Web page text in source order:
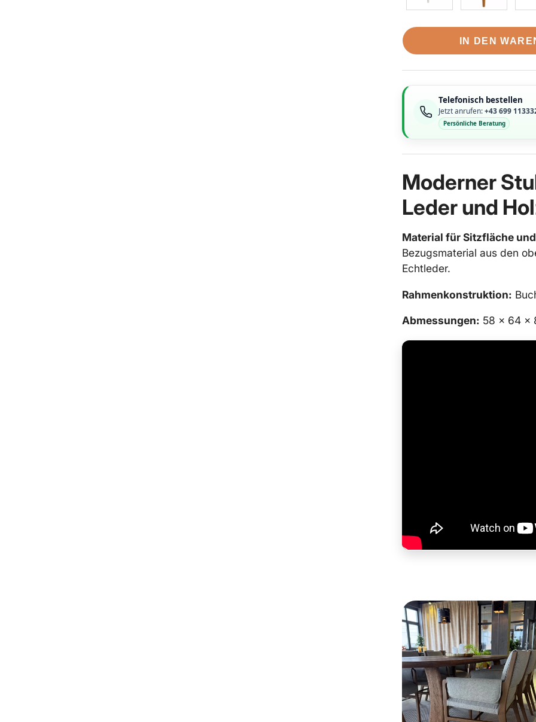
IN DEN
Telefonisch bestellen
Jetzt anrufen:+43 699
Persönliche Beratung
Moderner
Leder und
Material für Sitzfläche
Bezugsmaterial aus den
Echtleder.
Rahmenkonstruktion:
Abmessungen: 58 x 64 x